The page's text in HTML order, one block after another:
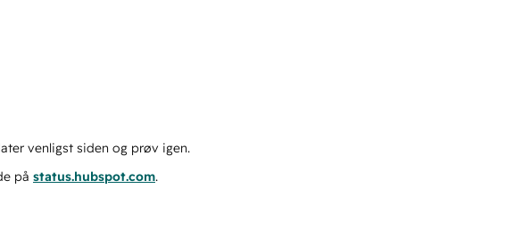
venligst siden og prøv igen.
på status.hubspot.com.